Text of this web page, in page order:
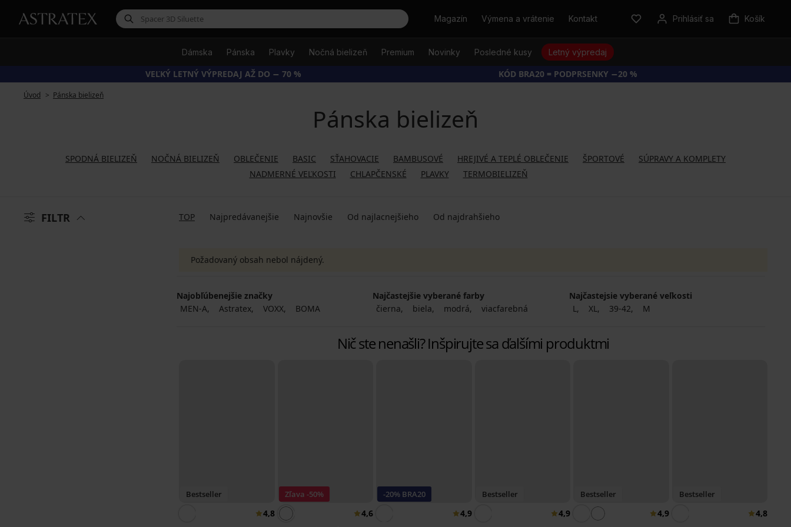
HľadaťMagazín Výmena a vrátenie Kontakt Prihlásiť sa Košík
Dámska Pánska Plavky Nočná bielizeň Premium Novinky Posledné kusy Letný výpredaj
VEĽKÝ LETNÝ VÝPREDAJ AŽ DO − 70 % KÓD BRA20 = PODPRSENKY −20 %
Úvod Pánska bielizeň
Pánska bielizeň
SPODNÁ BIELIZEŇ NOČNÁ BIELIZEŇ OBLEČENIE BASIC SŤAHOVACIE BAMBUSOVÉ HREJIVÉ A TEPLÉ OBLEČENIE ŠPORTOVÉ
SÚPRAVY A KOMPLETY
NADMERNÉ VEĽKOSTI
CHLAPČENSKÉ PLAVKY TERMOBIELIZEŇ
FILTR TOP Najpredávanejšie Najnovšie Od najlacnejšieho Od najdrahšieho
Požadovaný obsah nebol nájdený.
Najobľúbenejšie značky
MEN-A
Astratex VOXX BOMA
Najčastejšie vyberané farby
čierna
biela modrá viacfarebná
Najčastejsie vyberané veľkosti
L
XL 39-42 M
Nič ste nenašli? Inšpirujte sa ďalšími produktmi
Bestseller
4,8
Zľava -50%
4,6
-20% BRA20
4,9
Bestseller
4,9
Bestseller
4,9
Bestseller
4,8